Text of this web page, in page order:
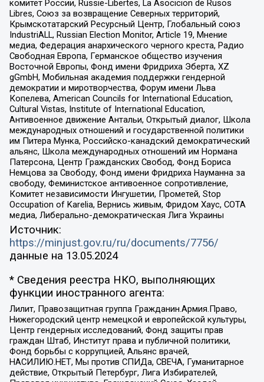
комитет России, Russie-Libertes, La Asocicion de Rusos
Libres, Союз за возвращение Северных территорий,
Крымскотатарский Ресурсный Центр, Глобальный союз
IndustriALL, Russian Election Monitor, Article 19, Мнение
медиа, Федерация анархического черного креста, Радио
Свободная Европа, Германское общество изучения
Восточной Европы, Фонд имени Фридриха Эберта, XZ
gGmbH, Мобильная академия поддержки гендерной
демократии и миротворчества, Форум имени Льва
Копелева, American Councils for International Education,
Cultural Vistas, Institute of International Education,
Антивоенное движение Антальи, Открытый диалог, Школа
международных отношений и государственной политики
им Питера Мунка, Российско-канадский демократический
альянс, Школа международных отношений им Нормана
Патерсона, Центр Гражданских Свобод, Фонд Бориса
Немцова за Свободу, Фонд имени Фридриха Науманна за
свободу, Феминистское антивоенное сопротивление,
Комитет независимости Ингушетии, Прометей, Stop
Occupation of Karelia, Вернись живым, Фридом Хаус, СОТА
медиа, Либерально-демократическая Лига Украины
Источник:
https://minjust.gov.ru/ru/documents/7756/
данные на 13.05.2024
* Сведения реестра НКО, выполняющих
функции иностранного агента:
Лилит, Правозащитная группа Гражданин.Армия.Право,
Нижегородский центр немецкой и европейской культуры,
Центр гендерных исследований, Фонд защиты прав
граждан Штаб, Институт права и публичной политики,
Фонд борьбы с коррупцией, Альянс врачей,
НАСИЛИЮ.НЕТ, Мы против СПИДа, СВЕЧА, Гуманитарное
действие, Открытый Петербург, Лига Избирателей,